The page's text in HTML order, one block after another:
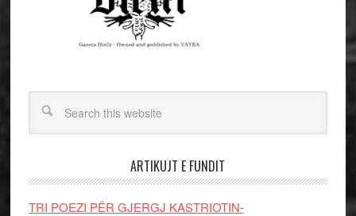
ARTIKUJT E FUNDIT
TRI POEZI PËR GJERGJ KASTRIOTIN-